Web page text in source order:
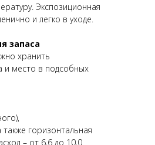
Экспозиционная
и легко в уходе.
запаса
хранить
и место в подсобных
горизонтальная
– от 6,6 до 10,0